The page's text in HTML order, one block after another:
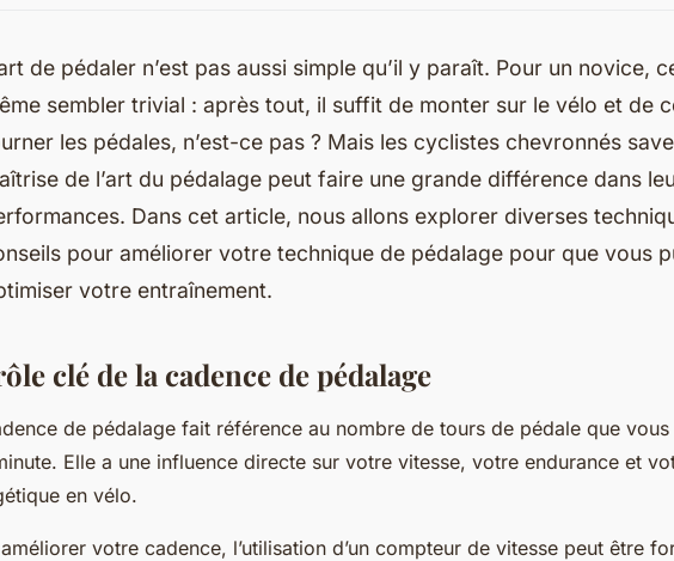
de pédaler n’est pas aussi simple qu’il y paraît. Pour un novice,
sembler trivial : après tout, il suffit de monter sur le vélo et de
les pédales, n’est-ce pas ? Mais les cyclistes chevronnés
de l’art du pédalage peut faire une grande différence dans
Dans cet article, nous allons explorer diverses
pour améliorer votre technique de pédalage pour que vous
votre entraînement.
clé de la cadence de pédalage
de pédalage fait référence au nombre de tours de pédale que
Elle a une influence directe sur votre vitesse, votre endurance et
en vélo.
votre cadence, l’utilisation d’un compteur de vitesse peut être